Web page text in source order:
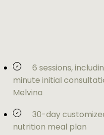
6 sessions,
minute initial
Melvina
30-day
nutrition meal plan